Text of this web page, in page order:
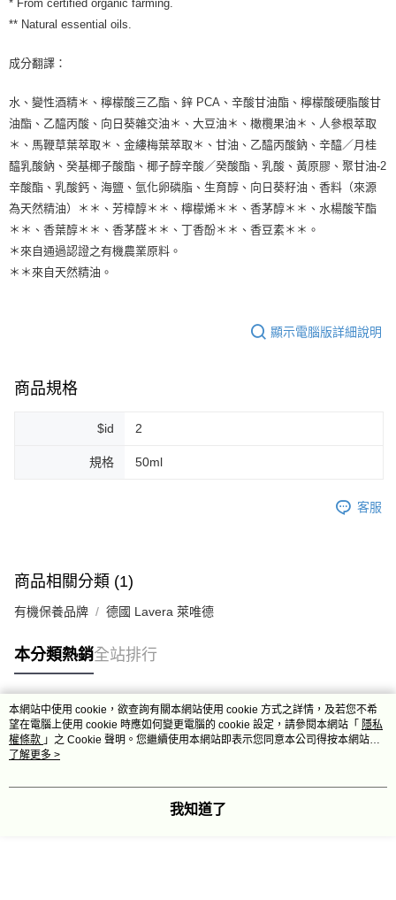
* From certified organic farming.
** Natural essential oils.
成分翻譯：
水、變性酒精＊、檸檬酸三乙酯、鋅 PCA、辛酸甘油酯、檸檬酸硬脂酸甘
油酯、乙醯丙酸、向日葵雜交油＊、大豆油＊、橄欖果油＊、人參根萃取
＊、馬鞭草葉萃取＊、金縷梅葉萃取＊、甘油、乙醯丙酸鈉、辛醯／月桂
醯乳酸鈉、癸基椰子酸酯、椰子醇辛酸／癸酸酯、乳酸、黃原膠、聚甘油-2
辛酸酯、乳酸鈣、海鹽、氫化卵磷脂、生育醇、向日葵籽油、香料（來源
為天然精油）＊＊、芳樟醇＊＊、檸檬烯＊＊、香茅醇＊＊、水楊酸苄酯
＊＊、香葉醇＊＊、香茅醛＊＊、丁香酚＊＊、香豆素＊＊。
＊來自通過認證之有機農業原料。
＊＊來自天然精油。
顯示電腦版詳細說明
商品規格
$id 2
規格 50ml
客服
商品相關分類 (1)
有機保養品牌 德國 Lavera 萊唯德
本分類熱銷全站排行
熱門標籤
本網站中使用 cookie，欲查詢有關本網站使用 cookie 方式之詳情，及若您不希
望在電腦上使用 cookie 時應如何變更電腦的 cookie 設定，請參閱本網站「 隱私
權條款 」之 Cookie 聲明。您繼續使用本網站即表示您同意本公司得按本網站使
用條款之 Cookie 聲明使用 cookie。
了解更多 >
我知道了